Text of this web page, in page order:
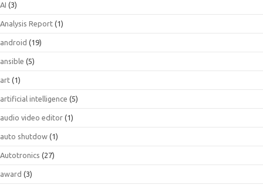
AI (3)
Analysis Report (1)
android (19)
ansible (5)
art (1)
artificial intelligence (5)
audio video editor (1)
auto shutdow (1)
Autotronics (27)
award (3)